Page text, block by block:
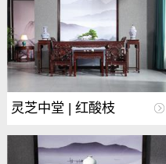
灵芝中堂 | 红酸枝